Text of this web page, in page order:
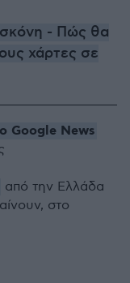
σκόνη - Πώς θα
χάρτες σε
Google News
από την Ελλάδα
στο